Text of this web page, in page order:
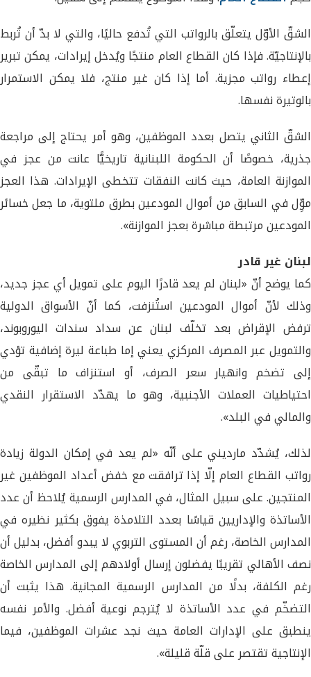
الشقّ الأوّل يتعلّق بالرواتب التي تُدفع حاليًا، والتي لا بدّ أن تُربط
بالإنتاجيّة. فإذا كان القطاع العام منتجًا ويُدخل إيرادات، يمكن تبرير
إعطاء رواتب مجزية. أما إذا كان غير منتج، فلا يمكن الاستمرار
بالوتيرة نفسها.
الشقّ الثاني يتصل بعدد الموظفين، وهو أمر يحتاج إلى مراجعة
جذرية، خصوصًا أن الحكومة اللبنانية تاريخيًّا عانت من عجز في
الموازنة العامة، حيث كانت النفقات تتخطى الإيرادات. هذا العجز
موِّل في السابق من أموال المودعين بطرق ملتوية، ما جعل خسائر
المودعين مرتبطة مباشرة بعجز الموازنة».
لبنان غير قادر
كما يوضح أنّ «لبنان لم يعد قادرًا اليوم على تمويل أي عجز جديد،
وذلك لأنّ أموال المودعين استُنزفت، كما أنّ الأسواق الدولية
ترفض الإقراض بعد تخلّف لبنان عن سداد سندات اليوروبوند،
والتمويل عبر المصرف المركزي يعني إما طباعة ليرة إضافية تؤدي
إلى تضخم وانهيار سعر الصرف، أو استنزاف ما تبقّى من
احتياطيات العملات الأجنبية، وهو ما يهدّد الاستقرار النقدي
والمالي في البلد».
لذلك، يُشدّد مارديني على أنّه «لم يعد في إمكان الدولة زيادة
رواتب القطاع العام إلّا إذا ترافقت مع خفض أعداد الموظفين غير
المنتجين. على سبيل المثال، في المدارس الرسمية يُلاحظ أن عدد
الأساتذة والإداريين قياسًا بعدد التلامذة يفوق بكثير نظيره في
المدارس الخاصة، رغم أن المستوى التربوي لا يبدو أفضل، بدليل أن
نصف الأهالي تقريبًا يفضلون إرسال أولادهم إلى المدارس الخاصة
رغم الكلفة، بدلًا من المدارس الرسمية المجانية. هذا يثبت أن
التضخّم في عدد الأساتذة لا يُترجم نوعية أفضل. والأمر نفسه
ينطبق على الإدارات العامة حيث نجد عشرات الموظفين، فيما
الإنتاجية تقتصر على قلّة قليلة».